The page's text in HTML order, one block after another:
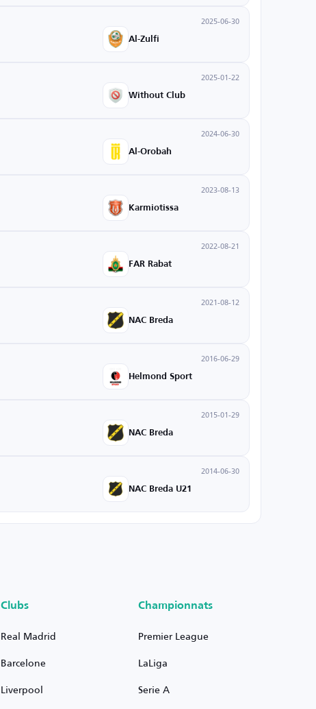
2025-06-30
Al-Zulfi
2025-01-22
Without Club
2024-06-30
Al-Orobah
2023-08-13
Karmiotissa
2022-08-21
FAR Rabat
2021-08-12
NAC Breda
2016-06-29
Helmond Sport
2015-01-29
NAC Breda
2014-06-30
NAC Breda U21
Clubs
Real Madrid
Barcelone
Liverpool
Championnats
Premier League
LaLiga
Serie A